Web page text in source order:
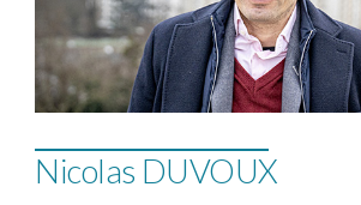
Nicolas DUVOUX